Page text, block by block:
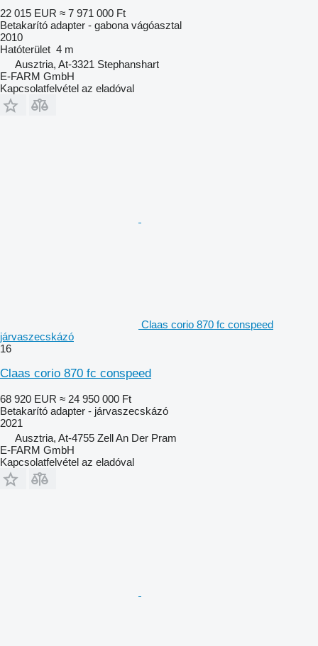
22 015 EUR ≈ 7 971 000 Ft
Betakarító adapter - gabona vágóasztal
2010
Hatóterület 4 m
Ausztria, At-3321 Stephanshart
E-FARM GmbH
Kapcsolatfelvétel az eladóval
Claas corio 870 fc conspeed
járvaszecskázó
16
Claas corio 870 fc conspeed
68 920 EUR ≈ 24 950 000 Ft
Betakarító adapter - járvaszecskázó
2021
Ausztria, At-4755 Zell An Der Pram
E-FARM GmbH
Kapcsolatfelvétel az eladóval